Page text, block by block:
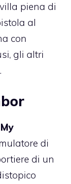
piena di
al
con
gli altri
di
di un